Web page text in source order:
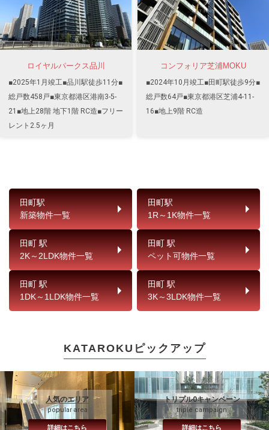
ロイヤルパークス品川
■2025年1月竣工■品川駅徒歩11分■
総戸数458戸■東京都港区港南3-5-
21■地上28階 地下1階 RC造■フリー
レント2.5ヶ月
コンフォリア芝浦MOKU
■2024年10月竣工■田町駅徒歩9分■
総戸数64戸■東京都港区芝浦4-11-
16■地上9階 RC造
田町駅
新築物件一覧
田町駅
1R～1K物件一覧
田町 駅
2K～2LDK物件一覧
田町 駅
ペット可物件一覧
田町 駅
1DK～1LDK物件一覧
田町 駅
3K～3LDK物件一覧
KATAROKUピックアップ
人気のエリア
popular area
詳細はこちら
トリプル0キャンペーン
triple campaign
詳細はこちら